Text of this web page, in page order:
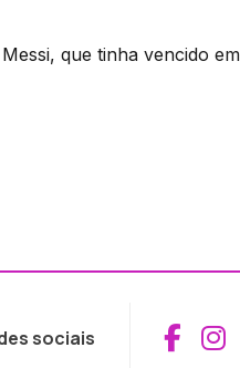
que tinha vencido
sociais